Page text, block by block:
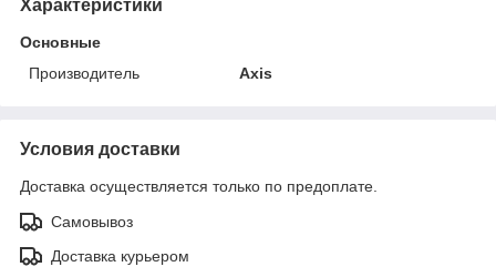
Характеристики
Основные
Производитель
Axis
Условия доставки
Доставка осуществляется только по предоплате.
Самовывоз
Доставка курьером